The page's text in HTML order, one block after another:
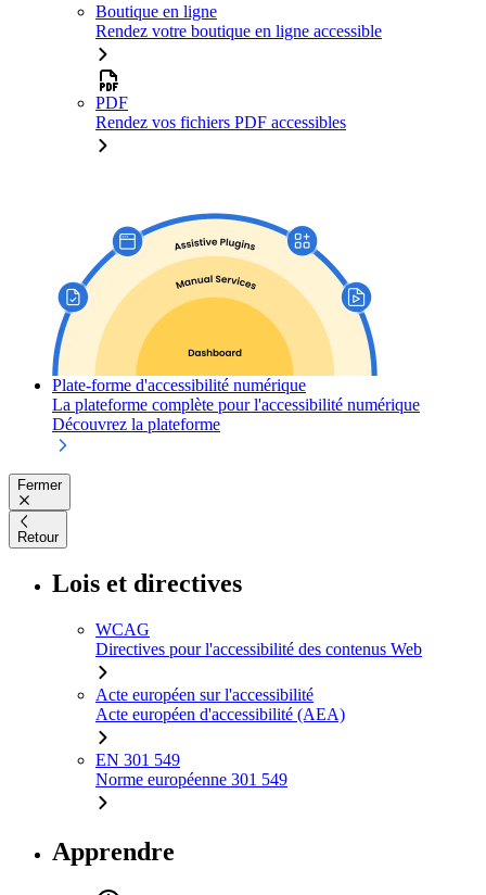
Boutique en ligne
Rendez votre boutique en ligne accessible
PDF
Rendez vos fichiers PDF accessibles
Plate-forme d'accessibilité numérique
La plateforme complète pour l'accessibilité numérique
Découvrez la plateforme
Fermer
Retour
Lois et directives
WCAG
Directives pour l'accessibilité des contenus Web
Acte européen sur l'accessibilité
Acte européen d'accessibilité (AEA)
EN 301 549
Norme européenne 301 549
Apprendre